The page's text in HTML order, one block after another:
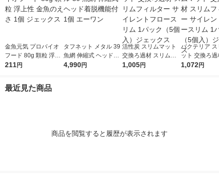
金魚元気 プロバイオ
フード 80g 顆粒 浮上
性 金魚のえさ 1個 ジ
211円
タフネット メタル 39
魚網 伸縮式 ヘッド着
脱機能付 1個 エーワ
4,990円
活性炭 スリムマット
交換ろ過材 スリムフ
ィルター サイレント
1,005円
バクテリア ス
ット 交換ろ
ムフィルター
1,072円
最近見た商品
商品を閲覧すると履歴が表示されます